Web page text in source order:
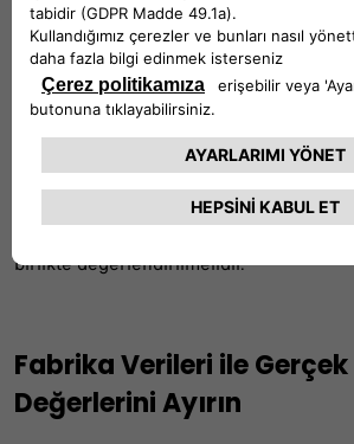
Günümüzde birçok otomatik şanzıman,
yapısıyla düşük tüketim değerleri
içi kullanımda otomatik vites, sürüş
daha dengeli bir kullanım sağlayabilir.
ise yakıt tüketimi büyük ölçüde
alışkanlıklarına bağlıdır.
Araç seçerken şanzıman tipinin motorla
birlikte değerlendirilmelidir.
Fabrika Verileri ile Gerçek
Değerlerini Ayırın